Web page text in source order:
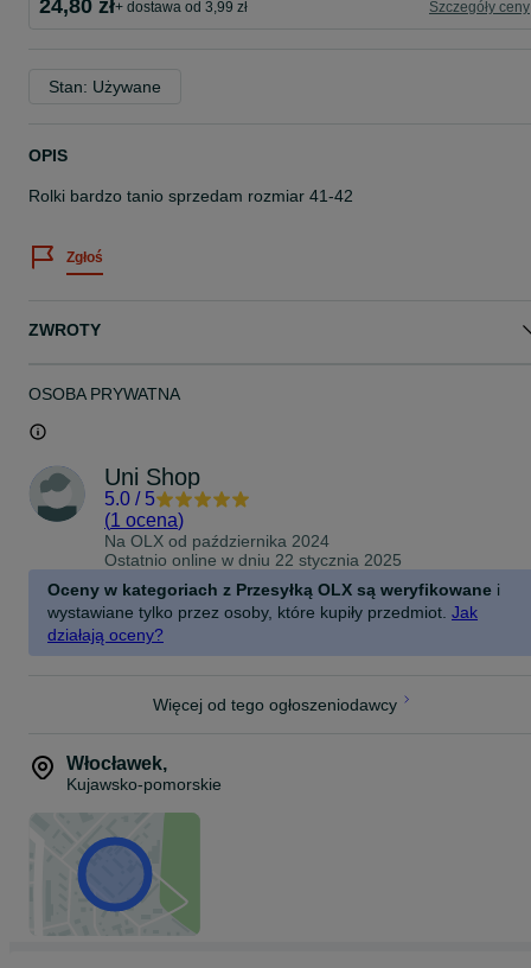
24,80 zł+ dostawa od 3,99 zł Szczegóły ceny
Stan: Używane
OPIS
Rolki bardzo tanio sprzedam rozmiar 41-42
Zgłoś
ZWROTY
OSOBA PRYWATNA
Uni Shop
5.0 / 5
(1 ocena)
Na OLX od października 2024
Ostatnio online w dniu 22 stycznia 2025
Oceny w kategoriach z Przesyłką OLX są weryfikowane i
wystawiane tylko przez osoby, które kupiły przedmiot. Jak
działają oceny?
Więcej od tego ogłoszeniodawcy
Włocławek,
Kujawsko-pomorskie